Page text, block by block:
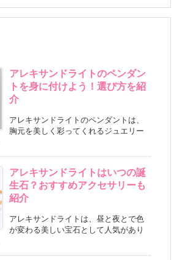
アレキサンドライトのペンダン
トを身に付けよう！選び方を紹
介
アレキサンドライトのペンダントは、
胸元を美しく彩ってくれるジュエリー
アレキサンドライトはいつの誕
生石？おすすめアクセサリーも
紹介
アレキサンドライトは、昼と夜とで色
が変わる美しい宝石として人気があり